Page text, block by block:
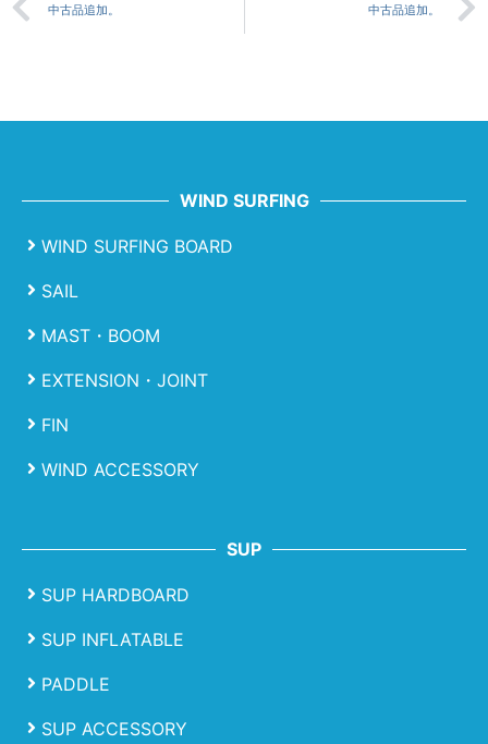
中古品追加。 中古品追加。
WIND SURFING
WIND SURFING BOARD
SAIL
MAST・BOOM
EXTENSION・JOINT
FIN
WIND ACCESSORY
SUP
SUP HARDBOARD
SUP INFLATABLE
PADDLE
SUP ACCESSORY